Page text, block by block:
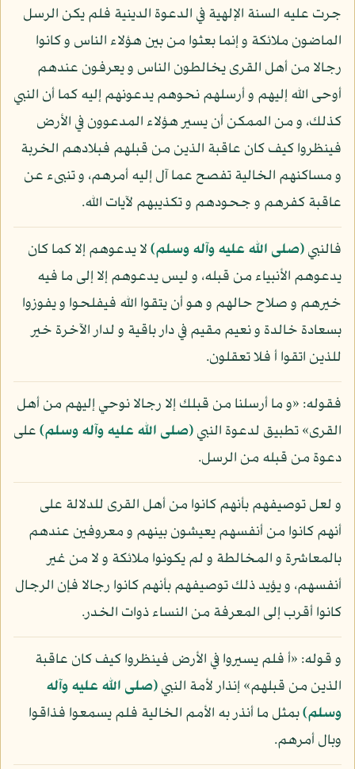
جرت عليه السنة الإلهية في الدعوة الدينية فلم يكن الرسل
الماضون ملائكة و إنما بعثوا من بين هؤلاء الناس و كانوا
رجالا من أهل القرى يخالطون الناس و يعرفون عندهم
أوحى الله إليهم و أرسلهم نحوهم يدعونهم إليه كما أن النبي
كذلك، و من الممكن أن يسير هؤلاء المدعوون في الأرض
فينظروا كيف كان عاقبة الذين من قبلهم فبلادهم الخربة
و مساكنهم الخالية تفصح عما آل إليه أمرهم، و تنبىء عن
عاقبة كفرهم و جحودهم و تكذيبهم لآيات الله.
فالنبي(صلى الله عليه وآله وسلم)لا يدعوهم إلا كما كان
يدعوهم الأنبياء من قبله، و ليس يدعوهم إلا إلى ما فيه
خيرهم و صلاح حالهم و هو أن يتقوا الله فيفلحوا و يفوزوا
بسعادة خالدة و نعيم مقيم في دار باقية و لدار الآخرة خير
للذين اتقوا أ فلا تعقلون.
فقوله: «و ما أرسلنا من قبلك إلا رجالا نوحي إليهم من أهل
القرى» تطبيق لدعوة النبي(صلى الله عليه وآله وسلم)على
دعوة من قبله من الرسل.
و لعل توصيفهم بأنهم كانوا من أهل القرى للدلالة على
أنهم كانوا من أنفسهم يعيشون بينهم و معروفين عندهم
بالمعاشرة و المخالطة و لم يكونوا ملائكة و لا من غير
أنفسهم، و يؤيد ذلك توصيفهم بأنهم كانوا رجالا فإن الرجال
كانوا أقرب إلى المعرفة من النساء ذوات الخدر.
و قوله: «أ فلم يسيروا في الأرض فينظروا كيف كان عاقبة
الذين من قبلهم» إنذار لأمة النبي(صلى الله عليه وآله
وسلم)بمثل ما أنذر به الأمم الخالية فلم يسمعوا فذاقوا
وبال أمرهم.